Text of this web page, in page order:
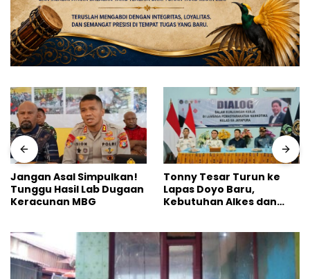
Jangan Asal Simpulkan!
Tunggu Hasil Lab Dugaan
Keracunan MBG
Tonny Tesar Turun ke
Lapas Doyo Baru,
Kebutuhan Alkes dan